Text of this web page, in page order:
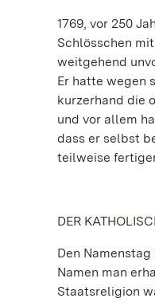
1769, vor 250
Schlösschen
weitgehend
Er hatte wegen
kurzerhand die
und vor allem
dass er selbst
teilweise
DER
Den
Namen man
Staatsreligion